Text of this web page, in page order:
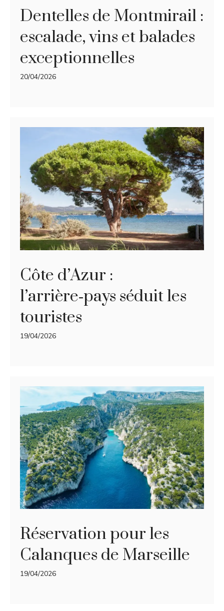
Dentelles de Montmirail :
escalade, vins et balades
exceptionnelles
20/04/2026
Côte d’Azur :
l’arrière‑pays séduit les
touristes
19/04/2026
Réservation pour les
Calanques de Marseille
19/04/2026